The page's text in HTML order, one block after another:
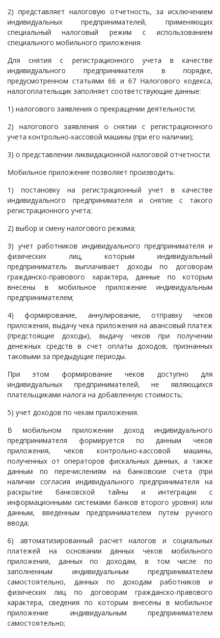
2) представляет налоговую отчетность, за исключением
индивидуальных предпринимателей, применяющих
специальный налоговый режим с использованием
специального мобильного приложения.
Для снятия с регистрационного учета в качестве
индивидуального предпринимателя в порядке,
предусмотренном статьями 66 и 67 Налогового кодекса,
налогоплательщик заполняет соответствующие данные:
1) налогового заявления о прекращении деятельности;
2) налогового заявления о снятии с регистрационного
учета контрольно-кассовой машины (при его наличии);
3) о представлении ликвидационной налоговой отчетности.
Мобильное приложение позволяет производить:
1) постановку на регистрационный учет в качестве
индивидуального предпринимателя и снятие с такого
регистрационного учета;
2) выбор и смену налогового режима;
3) учет работников индивидуального предпринимателя и
физических лиц, которым индивидуальный
предприниматель выплачивает доходы по договорам
гражданско-правового характера, данные по которым
внесены в мобильное приложение индивидуальным
предпринимателем;
4) формирование, аннулирование, отправку чеков
приложения, выдачу чека приложения на авансовый платеж
(предстоящие доходы), выдачу чеков при получении
денежных средств в счет оплаты доходов, признанных
таковыми за предыдущие периоды.
При этом формирование чеков доступно для
индивидуальных предпринимателей, не являющихся
плательщиками налога на добавленную стоимость;
5) учет доходов по чекам приложения.
В мобильном приложении доход индивидуального
предпринимателя формируется по данным чеков
приложения, чеков контрольно-кассовой машины,
полученных от операторов фискальных данных, а также
данным по перечислениям на банковские счета (при
наличии согласия индивидуального предпринимателя на
раскрытие банковской тайны и интеграции с
информационными системами банков второго уровня) или
данным, введенным предпринимателем путем ручного
ввода;
6) автоматизированный расчет налогов и социальных
платежей на основании данных чеков мобильного
приложения, данных по доходам, в том числе по
заполненным индивидуальным предпринимателем
самостоятельно, данных по доходам работников и
физических лиц по договорам гражданско-правового
характера, сведения по которым внесены в мобильное
приложение индивидуальным предпринимателем
самостоятельно;